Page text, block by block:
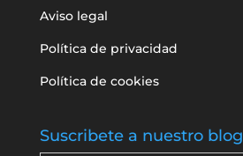
Aviso legal
Política de privacidad
Política de cookies
Suscribete a nuestro blog